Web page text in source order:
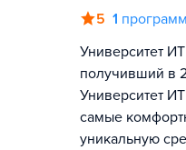
5 1
Университет
получивший в
Университет
самые
уникальную